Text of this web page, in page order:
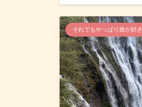
それでもやっぱり旅が好き